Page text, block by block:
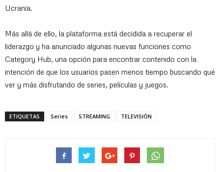
Ucrania.
Más allá de ello, la plataforma está decidida a recuperar el
liderazgo y ha anunciado algunas nuevas funciones como
Category Hub, una opción para encontrar contenido con la
intención de que los usuarios pasen menos tiempo buscando qué
ver y más disfrutando de series, películas y juegos.
ETIQUETAS Series STREAMING TELEVISIÓN